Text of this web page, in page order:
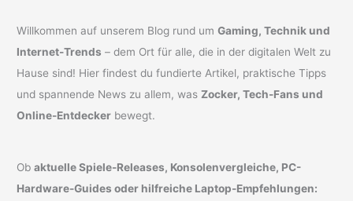
Willkommen auf unserem Blog rund umGaming, Technik und
Internet-Trends – dem Ort für alle, die in der digitalen Welt zu
Hause sind! Hier findest du fundierte Artikel, praktische Tipps
und spannende News zu allem, wasZocker, Tech-Fans und
Online-Entdecker bewegt.
Obaktuelle Spiele-Releases, Konsolenvergleiche, PC-
Hardware-Guides oder hilfreiche Laptop-Empfehlungen: